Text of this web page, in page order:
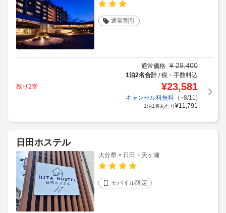
通常割引
通常価格 ¥ 29,400
1泊2名合計/税・手数料込
残り2室
¥23,581
キャンセル料無料（~8/11)
1泊1名あたり¥11,791
日田ホステル
大分県 > 日田・天ヶ瀬
モバイル限定